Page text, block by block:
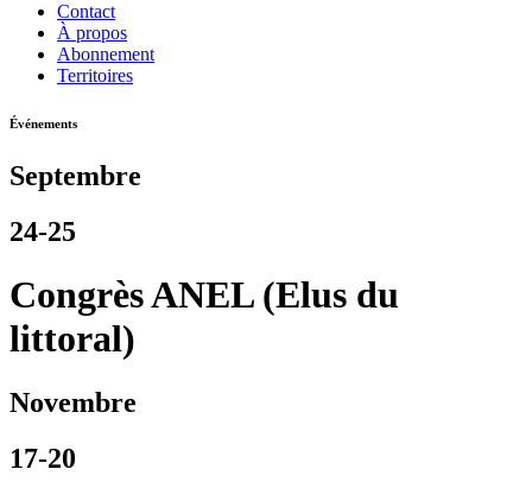
Contact
À propos
Abonnement
Territoires
Événements
Septembre
24-25
Congrès ANEL (Elus du
littoral)
Novembre
17-20